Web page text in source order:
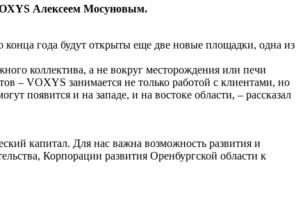
Алексеем Мосуновым.
года будут открыты еще две новые площадки, одна из
коллектива, а не вокруг месторождения или печи
– VOXYS занимается не только работой с клиентами, но
появится и на западе, и на востоке области, – рассказал
капитал. Для нас важна возможность развития и
Корпорации развития Оренбургской области к